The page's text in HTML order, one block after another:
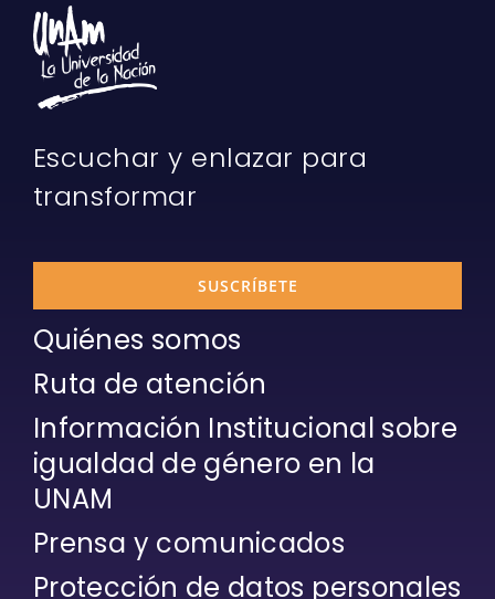
Escuchar y enlazar para
transformar
SUSCRÍBETE
Quiénes somos
Ruta de atención
Información Institucional sobre
igualdad de género en la
UNAM
Prensa y comunicados
Protección de datos personales